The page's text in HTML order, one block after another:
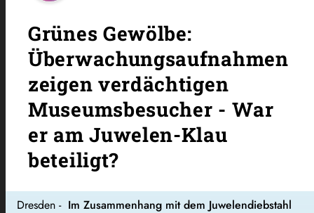
Grünes Gewölbe:
Überwachungsaufnahmen
zeigen verdächtigen
Museumsbesucher - War
er am Juwelen-Klau
beteiligt?
Dresden - Im Zusammenhang mit dem Juwelendiebstahl